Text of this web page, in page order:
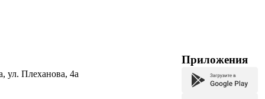
ул. Плеханова, 4а
Приложения